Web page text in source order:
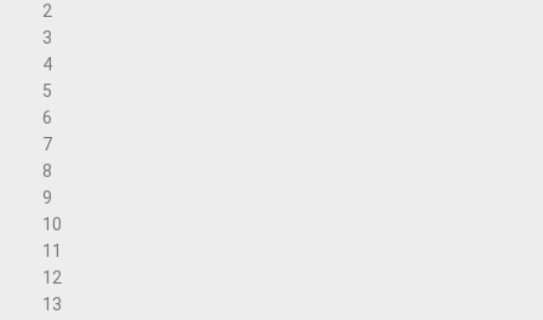
2
3
4
5
6
7
8
9
10
11
12
13